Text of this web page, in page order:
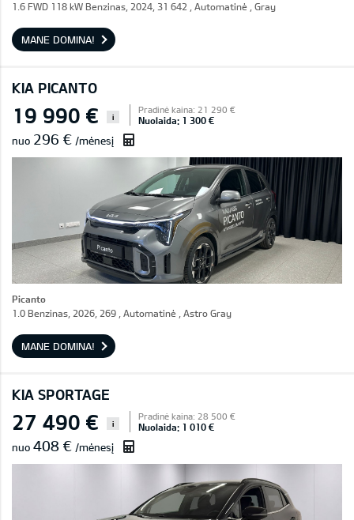
1.6 FWD 118 kW Benzinas, 2024, 31 642 , Automatinė , Gray
MANE DOMINA!
KIA PICANTO
19 990 € i
Pradinė kaina: 21 290 €
Nuolaida: 1 300 €
nuo 296 € /mėnesį
Picanto
1.0 Benzinas, 2026, 269 , Automatinė , Astro Gray
MANE DOMINA!
KIA SPORTAGE
27 490 € i
Pradinė kaina: 28 500 €
Nuolaida: 1 010 €
nuo 408 € /mėnesį